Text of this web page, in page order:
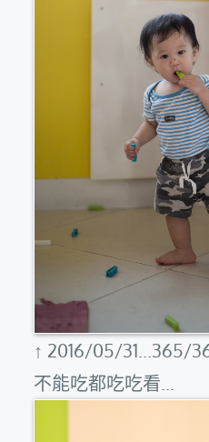
↑ 2016/05/31...365/
不能吃都吃吃看...